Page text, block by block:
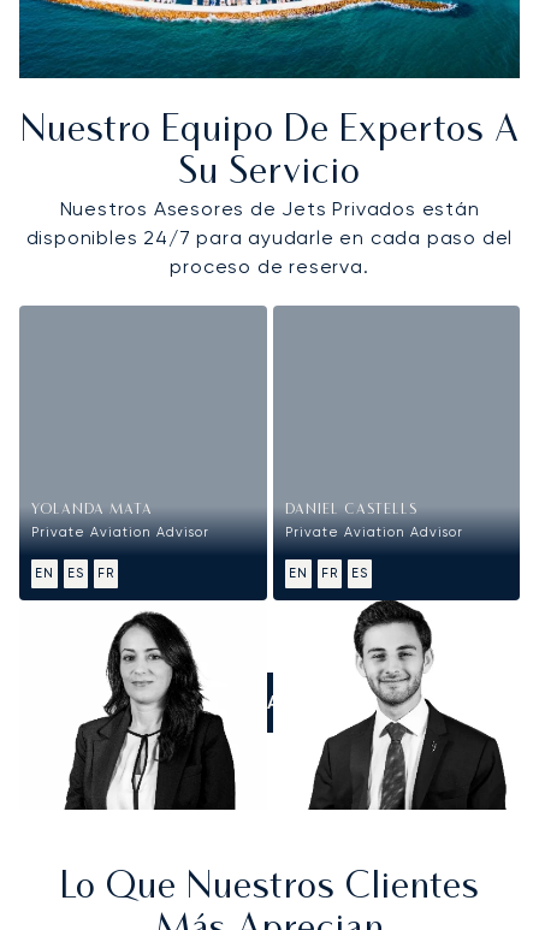
Nuestro Equipo De Expertos A
Su Servicio
Nuestros Asesores de Jets Privados están
disponibles 24/7 para ayudarle en cada paso del
proceso de reserva.
YOLANDA MATA
Private Aviation Advisor
EN ES FR
DANIEL CASTELLS
Private Aviation Advisor
EN FR ES
LLÁMANOS
Lo Que Nuestros Clientes